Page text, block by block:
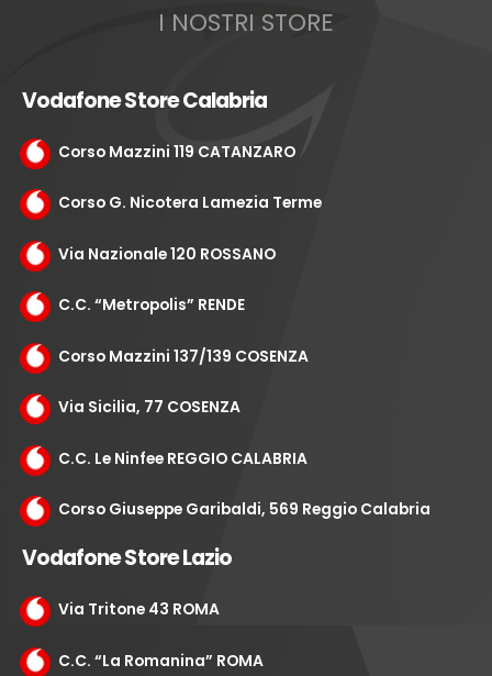
I NOSTRI STORE
Vodafone Store Calabria
Corso Mazzini 119 CATANZARO
Corso G. Nicotera Lamezia Terme
Via Nazionale 120 ROSSANO
C.C. “Metropolis” RENDE
Corso Mazzini 137/139 COSENZA
Via Sicilia, 77 COSENZA
C.C. Le Ninfee REGGIO CALABRIA
Corso Giuseppe Garibaldi, 569 Reggio Calabria
Vodafone Store Lazio
Via Tritone 43 ROMA
C.C. “La Romanina” ROMA